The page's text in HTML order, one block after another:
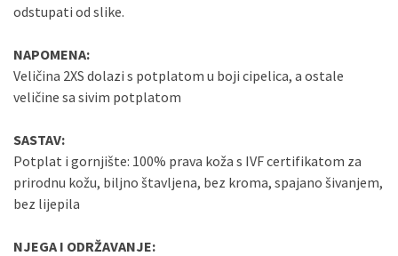
odstupati od slike.
NAPOMENA:
Veličina 2XS dolazi s potplatom u boji cipelica, a ostale
veličine sa sivim potplatom
SASTAV:
Potplat i gornjište: 100% prava koža s IVF certifikatom za
prirodnu kožu, biljno štavljena, bez kroma, spajano šivanjem,
bez lijepila
NJEGA I ODRŽAVANJE: